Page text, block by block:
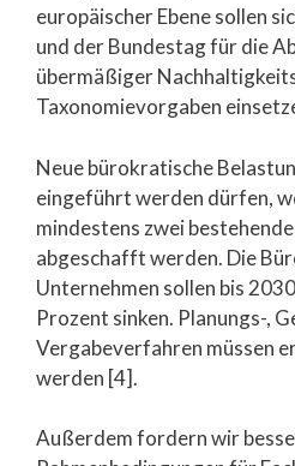
europäischer Ebene sollen
und der Bundestag für die
übermäßiger
Taxonomievorgaben
Neue bürokratische
eingeführt werden dürfen,
mindestens zwei
abgeschafft werden. Die
Unternehmen sollen bis
Prozent sinken. Planungs-,
Vergabeverfahren müssen
werden [4].
Außerdem fordern wir